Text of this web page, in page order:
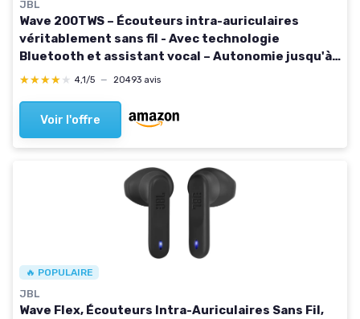
JBL
Wave 200TWS – Écouteurs intra-auriculaires
véritablement sans fil - Avec technologie
Bluetooth et assistant vocal – Autonomie jusqu'à
25 hrs – Étui de recharge inclus - Blanc
★★★★★
★★★★★ 4,1/5 — 20493 avis
Voir l'offre
🔥 POPULAIRE
JBL
Wave Flex, Écouteurs Intra-Auriculaires Sans Fil,